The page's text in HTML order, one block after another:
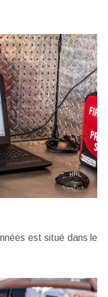
est situé dans le